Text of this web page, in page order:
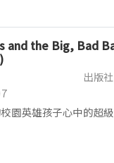
and the Big, Bad
出版
園英雄孩子心中的超